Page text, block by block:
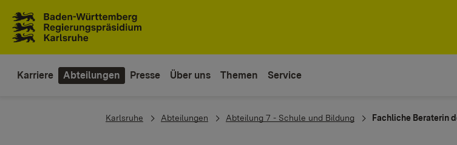
Karriere Abteilungen Presse Über uns Themen Service
You are here:
Karlsruhe Abteilungen Abteilung 7 - Schule und Bildung Fachliche Beraterin